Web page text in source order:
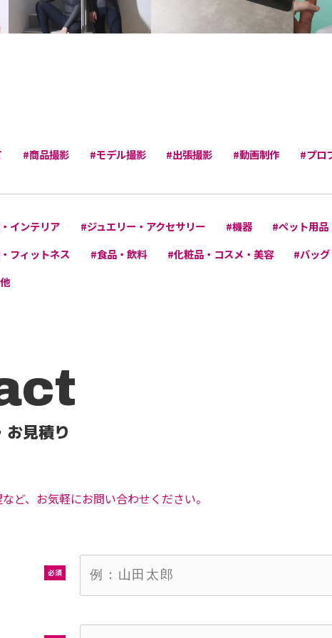
#商品撮影 #モデル撮影 #出張撮影 #動画制作 #プロ
インテリア #ジュエリー・アクセサリー #機器
#ペット用品
フィットネス
#食品・飲料 #化粧品・コスメ・美容
#バッ
お見積り
ど、お気軽にお問い合わせください。
必須